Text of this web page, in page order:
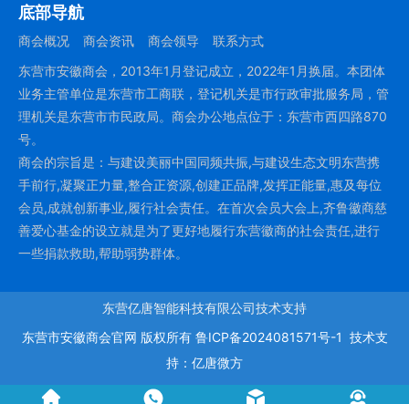
底部导航
商会概况 商会资讯 商会领导
联系方式
东营市安徽商会，2013年1月登记成立，2022年1月换届。本团体
业务主管单位是东营市工商联，登记机关是市行政审批服务局，管
理机关是东营市市民政局。商会办公地点位于：东营市西四路870
号。
商会的宗旨是：与建设美丽中国同频共振,与建设生态文明东营携
手前行,凝聚正力量,整合正资源,创建正品牌,发挥正能量,惠及每位
会员,成就创新事业,履行社会责任。在首次会员大会上,齐鲁徽商慈
善爱心基金的设立就是为了更好地履行东营徽商的社会责任,进行
一些捐款救助,帮助弱势群体。
东营亿唐智能科技有限公司技术支持
东营市安徽商会官网 版权所有 鲁ICP备2024081571号-1 技术支
持： 亿唐微方